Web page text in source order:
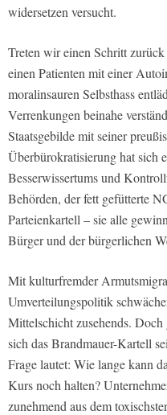
widersetzen versucht.
Treten wir einen Schritt
einen Patienten mit einer
moralinsauren Selbsthass
Verrenkungen beinahe
Staatsgebilde mit seiner
Überbürokratisierung hat sich
Besserwissertums und
Behörden, der fett gefütterte
Parteienkartell – sie alle
Bürger und der bürgerlichen
Mit kulturfremder
Umverteilungspolitik
Mittelschicht zusehends. Doch
sich das Brandmauer-Kartell
Frage lautet: Wie lange kann
Kurs noch halten?
zunehmend aus dem